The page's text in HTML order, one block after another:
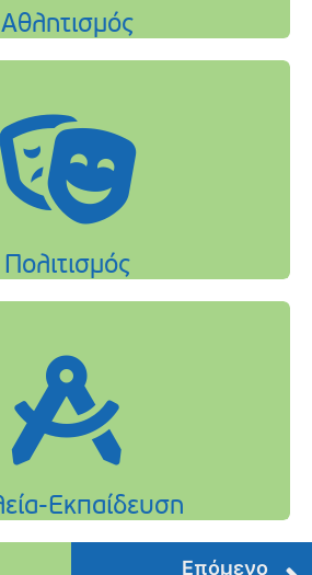
Επόμενο